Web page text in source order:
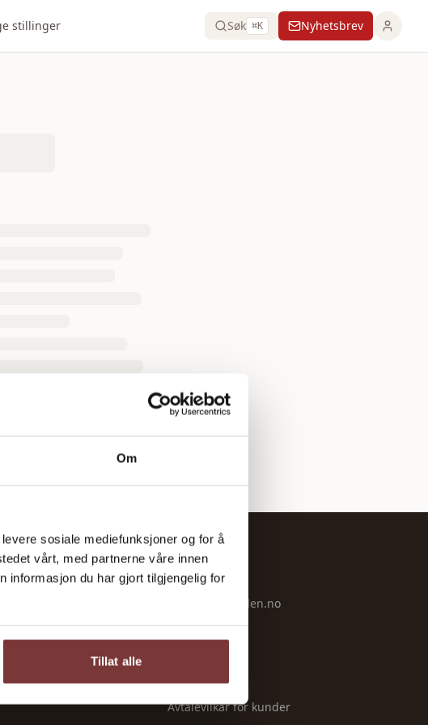
Om
sosiale mediefunksjoner og for å
vårt, med partnerne våre innen
informasjon du har gjort tilgjengelig for
Tillat alle
stillinger Søk ⌘K Nyhetsbrev
OM OSS
Om Bondeguiden.no
Kontakt
Vilkår
Avtalevilkår for kunder